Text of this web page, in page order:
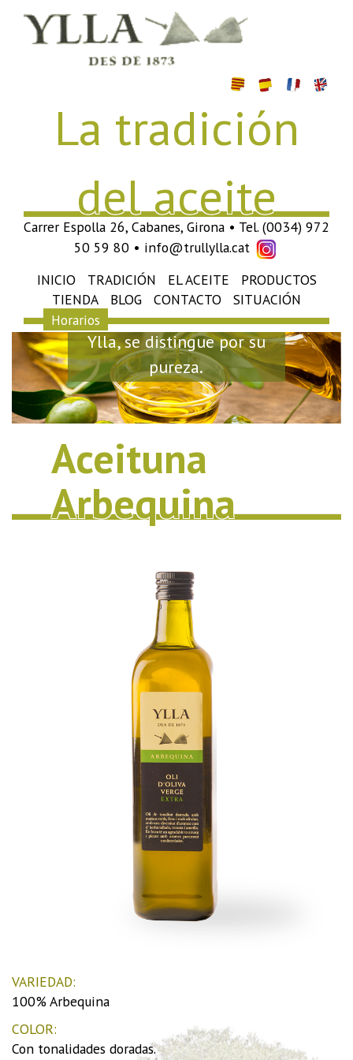
La tradición
del aceite
Carrer Espolla 26, Cabanes, Girona • Tel. (0034) 972
50 59 80 • info@trullylla.cat
INICIO
TRADICIÓN EL ACEITE
PRODUCTOS
TIENDA
BLOG CONTACTO
SITUACIÓN
Horarios
Elaboramos en nuestro
propio molino, de aceite
Ylla, se distingue por su
pureza.
Aceituna
Arbequina
VARIEDAD:
100% Arbequina
COLOR:
Con tonalidades doradas.